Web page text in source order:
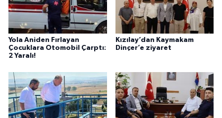
Yola Aniden Fırlayan
Çocuklara Otomobil Çarptı:
2 Yaralı!
Kızılay’dan Kaymakam
Dinçer’e ziyaret